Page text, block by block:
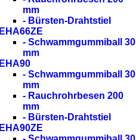
mm
- Bürsten-Drahtstiel
EHA66ZE
- Schwammgummiball 30
mm
EHA90
- Schwammgummiball 30
mm
- Rauchrohrbesen 200
mm
- Bürsten-Drahtstiel
EHA90ZE